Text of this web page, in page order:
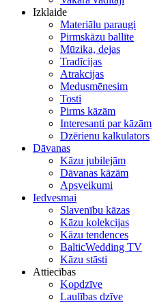
Izklaide
Materiālu paraugi
Pirmskāzu ballīte
Mūzika, dejas
Tradīcijas
Atrakcijas
Medusmēnesim
Tosti
Pirms kāzām
Interesanti par kāzām
Dzērienu kalkulators
Dāvanas
Kāzu jubilejām
Dāvanas kāzām
Apsveikumi
Iedvesmai
Slavenību kāzas
Kāzu kolekcijas
Kāzu tendences
BalticWedding TV
Kāzu stāsti
Attiecības
Kopdzīve
Laulības dzīve